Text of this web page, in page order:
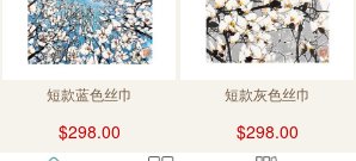
短款蓝色丝巾
$298.00
短款灰色丝巾
$298.00